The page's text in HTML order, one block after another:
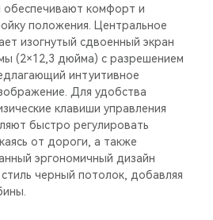
обеспечивают комфорт и
положения. Центральное
изогнутый сдвоенный экран
(2×12,3 дюйма) с разрешением
интуитивное
Для удобства
клавиши управления
быстро регулировать
от дороги, а также
эргономичный дизайн
черный потолок, добавляя